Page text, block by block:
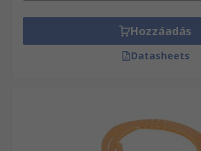
Hozzáadás
Datasheets